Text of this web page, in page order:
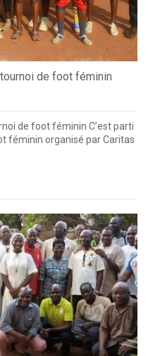
de foot féminin
de foot féminin C’est parti
féminin organisé par Caritas